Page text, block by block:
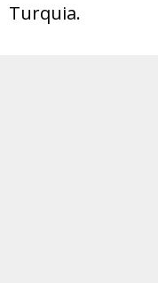
Turquia.